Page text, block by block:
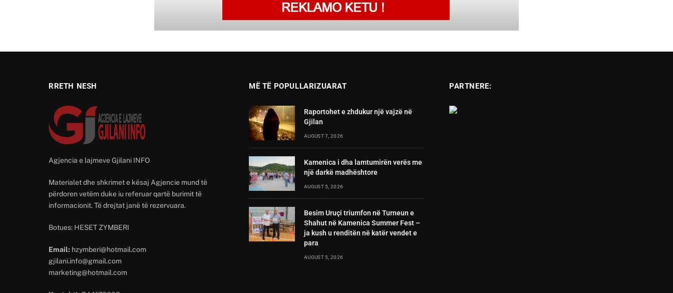
RRETH NESH
Agjencia e lajmeve Gjilani INFO
Materialet dhe shkrimet e kësaj Agjencie mund të
përdoren vetëm duke iu referuar qartë burimit të
informacionit. Të drejtat janë të rezervuara.
Botues: HESET ZYMBERI
Email: hzymberi@hotmail.com
gjilani.info@gmail.com
marketing@hotmail.com
MË TË POPULLARIZUARAT
Raportohet e zhdukur një vajzë në
Gjilan
AUGUST 7, 2026
Kamenica i dha lamtumirën verës me
një darkë madhështore
AUGUST 5, 2026
Besim Uruçi triumfon në Turneun e
Shahut në Kamenica Summer Fest –
ja kush u renditën në katër vendet e
para
AUGUST 5, 2026
PARTNERE: